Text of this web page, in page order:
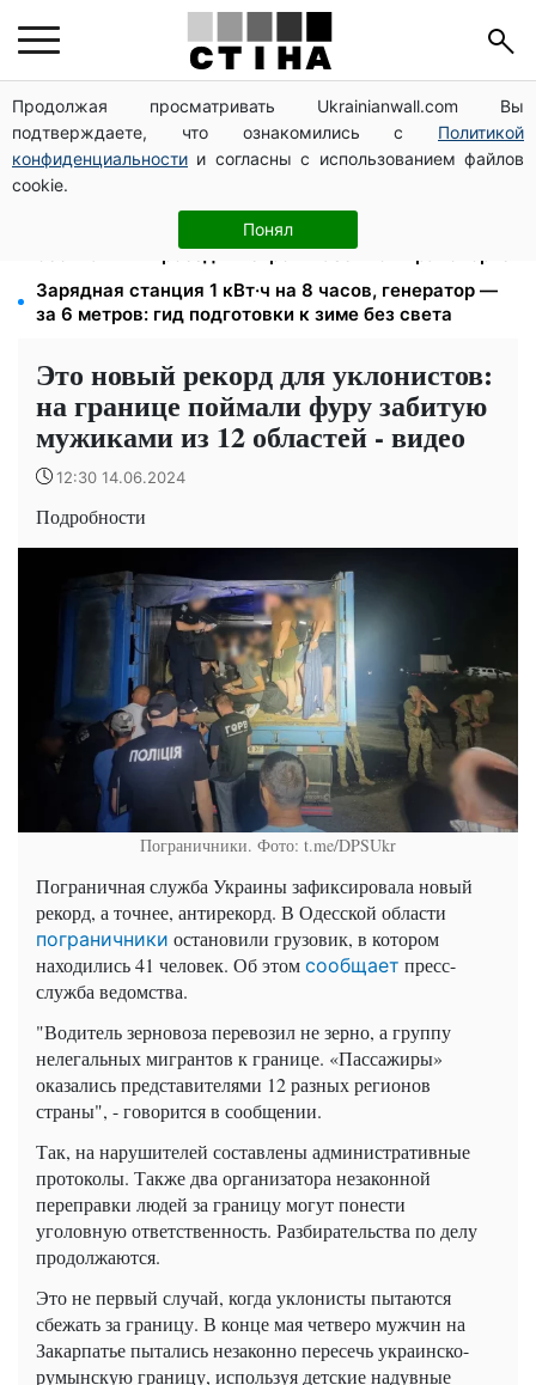
Продолжая просматривать Ukrainianwall.com Вы
подтверждаете, что ознакомились с Политикой
конфиденциальности и согласны с использованием файлов
cookie.
Понял
12 300 грн от УВКБ ООН: пенсионеры и безработные
переселенцы получат выплаты в августе
Доллар по 44,50 грн, евро — 51,34: курс валют в
банках 9 августа
366,6 млн грн за полгода: сколько Киев потратил на
бесплатный проезд в метро и наземном транспорте
Зарядная станция 1 кВт·ч на 8 часов, генератор —
за 6 метров: гид подготовки к зиме без света
Это новый рекорд для уклонистов:
на границе поймали фуру забитую
мужиками из 12 областей - видео
12:30 14.06.2024
Подробности
Пограничники. Фото: t.me/DPSUkr
Пограничная служба Украины зафиксировала новый
рекорд, а точнее, антирекорд. В Одесской области
пограничники остановили грузовик, в котором
находились 41 человек. Об этом сообщает пресс-
служба ведомства.
"Водитель зерновоза перевозил не зерно, а группу
нелегальных мигрантов к границе. «Пассажиры»
оказались представителями 12 разных регионов
страны", - говорится в сообщении.
Так, на нарушителей составлены административные
протоколы. Также два организатора незаконной
переправки людей за границу могут понести
уголовную ответственность. Разбирательства по делу
продолжаются.
Это не первый случай, когда уклонисты пытаются
сбежать за границу. В конце мая четверо мужчин на
Закарпатье пытались незаконно пересечь украинско-
румынскую границу, используя детские надувные